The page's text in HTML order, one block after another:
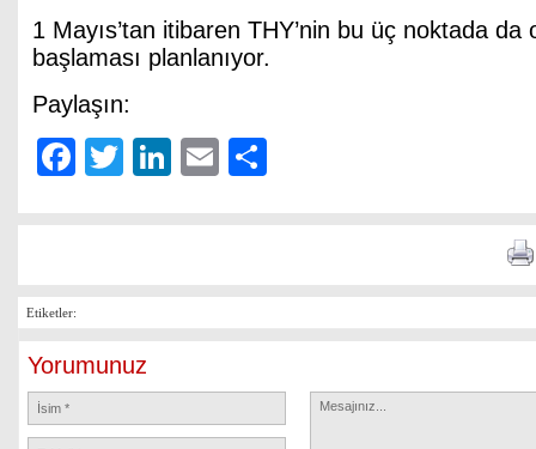
1 Mayıs’tan itibaren THY’nin bu üç noktada da
başlaması planlanıyor.
Paylaşın:
Facebook
TwitterLinkedIn
Email
Etiketler:
Yorumunuz